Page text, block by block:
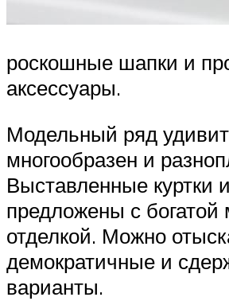
роскошные шапки и
аксессуары.
Модельный ряд
многообразен и
Выставленные куртки
предложены с богатой
отделкой. Можно
демократичные и
варианты.